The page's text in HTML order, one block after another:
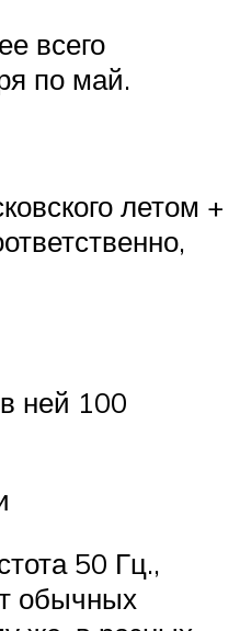
всего
по май.
летом +
ней 100
50 Гц.,
обычных